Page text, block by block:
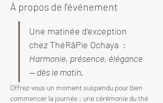
À propos de l'événement
Une matinée d’exception
chez ThéRâPie Ochaya  :
Harmonie, présence, élégance
— dès le matin.
Offrez-vous un moment suspendu pour bien
commencer la journée : une cérémonie du thé